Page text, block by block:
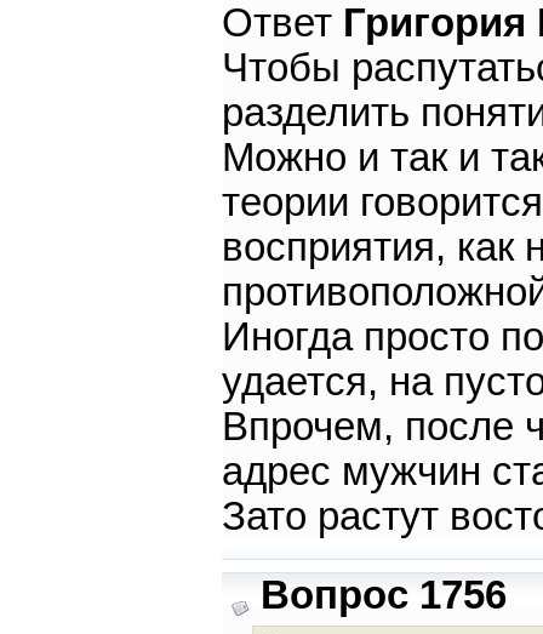
Ответ
Чтобы
разделить
Можно и так и
теории
восприятия, как
Иногда просто
удается, на
Впрочем, после
адрес мужчин
Зато растут
Вопрос 1756